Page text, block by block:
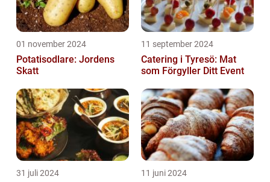
01 november 2024
Potatisodlare: Jordens
Skatt
11 september 2024
Catering i Tyresö: Mat
som Förgyller Ditt Event
31 juli 2024 11 juni 2024